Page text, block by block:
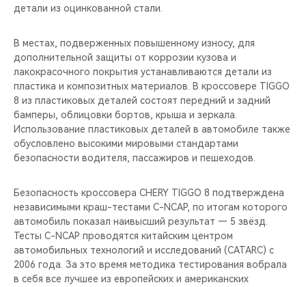
НАШИ МЕРОПРИЯТИЯ
ВИДЕООБЗОРЫ
детали из оцинкованной стали.
В местах, подверженных повышенному износу, для
дополнительной защиты от коррозии кузова и
лакокрасочного покрытия устанавливаются детали из
пластика и композитных материалов. В кроссовере TIGGO
8 из пластиковых деталей состоят передний и задний
бамперы, облицовки бортов, крыша и зеркала.
Использование пластиковых деталей в автомобиле также
обусловлено высокими мировыми стандартами
безопасности водителя, пассажиров и пешеходов.
Безопасность кроссовера CHERY TIGGO 8 подтверждена
независимыми краш-тестами C-NCAP, по итогам которого
автомобиль показал наивысший результат — 5 звёзд.
Тесты C-NCAP проводятся китайским центром
автомобильных технологий и исследований (CATARC) с
2006 года. За это время методика тестирования вобрала
в себя все лучшее из европейских и американских